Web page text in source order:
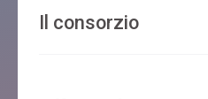
Il consorzio